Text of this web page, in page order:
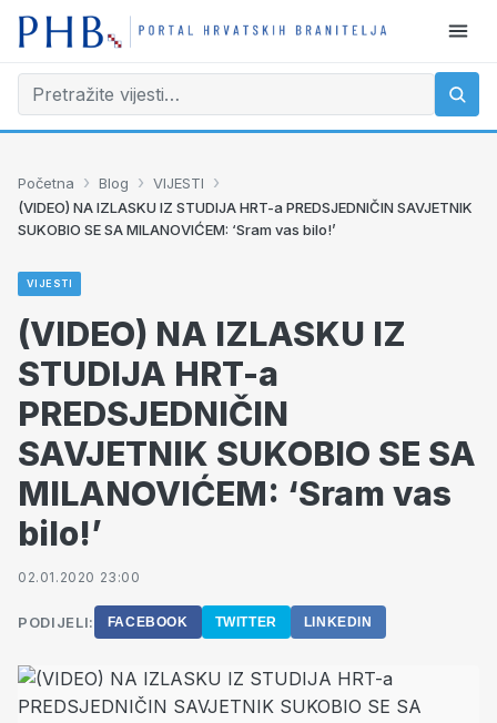
Početna › Blog › VIJESTI ›
(VIDEO) NA IZLASKU IZ STUDIJA HRT-a PREDSJEDNIČIN SAVJETNIK
SUKOBIO SE SA MILANOVIĆEM: ‘Sram vas bilo!’
VIJESTI
(VIDEO) NA IZLASKU IZ
STUDIJA HRT-a
PREDSJEDNIČIN
SAVJETNIK SUKOBIO SE SA
MILANOVIĆEM: ‘Sram vas
bilo!’
02.01.2020 23:00
PODIJELI: FACEBOOK TWITTER LINKEDIN